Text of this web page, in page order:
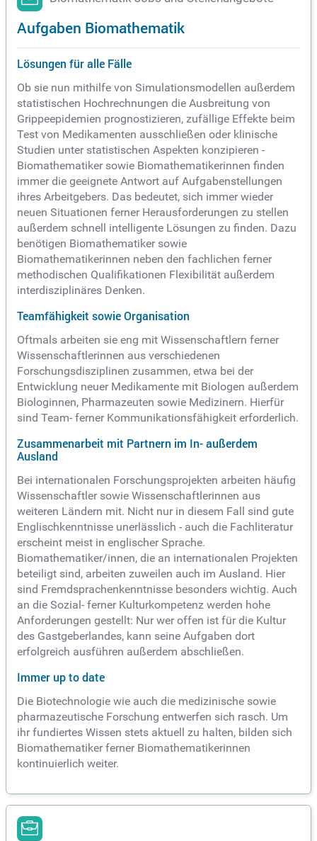
Aufgaben Biomathematik
Lösungen für alle Fälle
Ob sie nun mithilfe von Simulationsmodellen außerdem
statistischen Hochrechnungen die Ausbreitung von
Grippeepidemien prognostizieren, zufällige Effekte beim
Test von Medikamenten ausschließen oder klinische
Studien unter statistischen Aspekten konzipieren -
Biomathematiker sowie Biomathematikerinnen finden
immer die geeignete Antwort auf Aufgabenstellungen
ihres Arbeitgebers. Das bedeutet, sich immer wieder
neuen Situationen ferner Herausforderungen zu stellen
außerdem schnell intelligente Lösungen zu finden. Dazu
benötigen Biomathematiker sowie
Biomathematikerinnen neben den fachlichen ferner
methodischen Qualifikationen Flexibilität außerdem
interdisziplinäres Denken.
Teamfähigkeit sowie Organisation
Oftmals arbeiten sie eng mit Wissenschaftlern ferner
Wissenschaftlerinnen aus verschiedenen
Forschungsdisziplinen zusammen, etwa bei der
Entwicklung neuer Medikamente mit Biologen außerdem
Biologinnen, Pharmazeuten sowie Medizinern. Hierfür
sind Team- ferner Kommunikationsfähigkeit erforderlich.
Zusammenarbeit mit Partnern im In- außerdem
Ausland
Bei internationalen Forschungsprojekten arbeiten häufig
Wissenschaftler sowie Wissenschaftlerinnen aus
weiteren Ländern mit. Nicht nur in diesem Fall sind gute
Englischkenntnisse unerlässlich - auch die Fachliteratur
erscheint meist in englischer Sprache.
Biomathematiker/innen, die an internationalen Projekten
beteiligt sind, arbeiten zuweilen auch im Ausland. Hier
sind Fremdsprachenkenntnisse besonders wichtig. Auch
an die Sozial- ferner Kulturkompetenz werden hohe
Anforderungen gestellt: Nur wer offen ist für die Kultur
des Gastgeberlandes, kann seine Aufgaben dort
erfolgreich ausführen außerdem abschließen.
Immer up to date
Die Biotechnologie wie auch die medizinische sowie
pharmazeutische Forschung entwerfen sich rasch. Um
ihr fundiertes Wissen stets aktuell zu halten, bilden sich
Biomathematiker ferner Biomathematikerinnen
kontinuierlich weiter.